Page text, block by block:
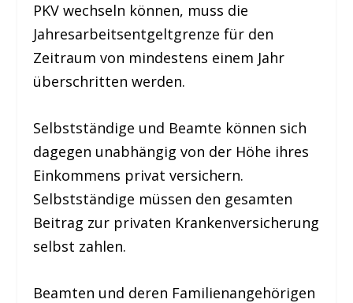
PKV wechseln können, muss die
Jahresarbeitsentgeltgrenze für den
Zeitraum von mindestens einem Jahr
überschritten werden.
Selbstständige und Beamte können sich
dagegen unabhängig von der Höhe ihres
Einkommens privat versichern.
Selbstständige müssen den gesamten
Beitrag zur privaten Krankenversicherung
selbst zahlen.
Beamten und deren Familienangehörigen